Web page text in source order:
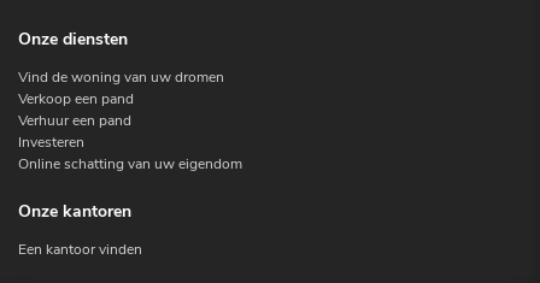
Onze diensten
Vind de woning van uw dromen
Verkoop een pand
Verhuur een pand
Investeren
Online schatting van uw eigendom
Onze kantoren
Een kantoor vinden